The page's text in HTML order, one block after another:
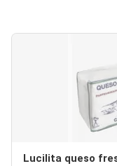
Lucilita queso